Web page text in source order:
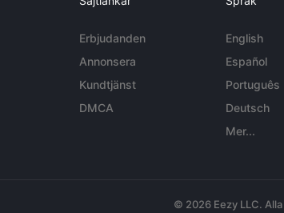
Erbjudanden
Annonsera
Kundtjänst
DMCA
English
Español
Português
Deutsch
Mer...
© 2026 Eezy LLC.